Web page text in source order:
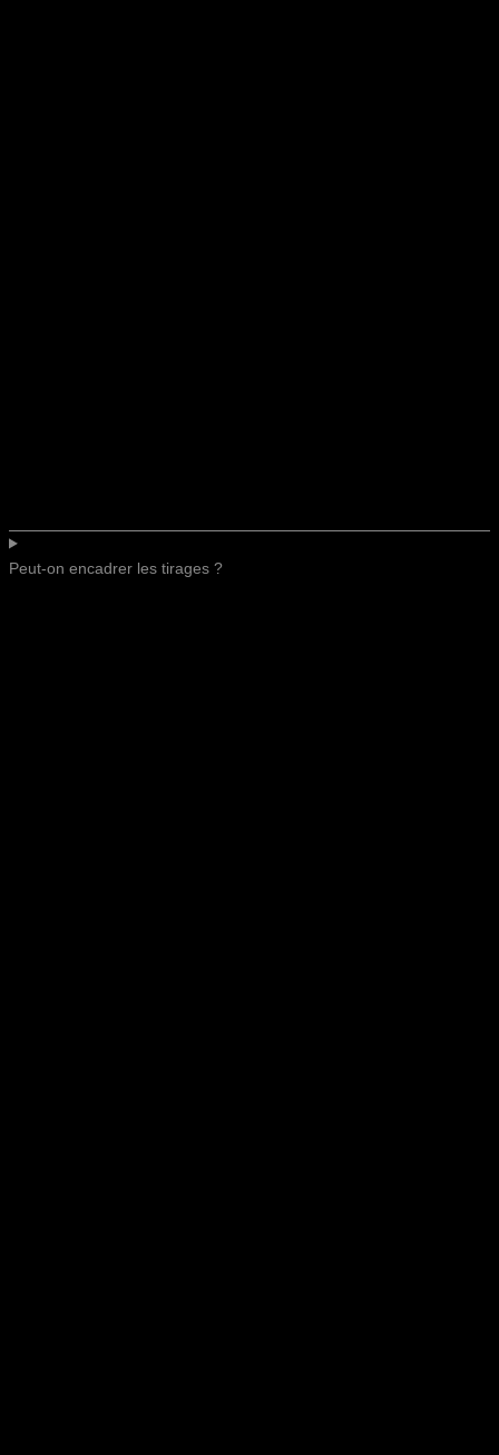
Peut-on encadrer les tirages ?